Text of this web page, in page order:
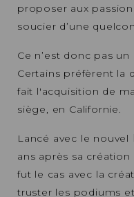
proposer aux
soucier d’une
Ce n’est donc pas
Certains préfèrent la
fait l'acquisition de
siège, en Californie.
Lancé avec le nouvel
ans après sa création
fut le cas avec la
truster les podiums